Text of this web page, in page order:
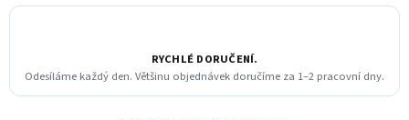
RYCHLÉ DORUČENÍ.
Odesíláme každý den. Většinu objednávek doručíme za 1–2 pracovní dny.